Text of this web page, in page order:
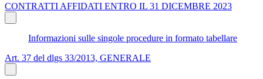
CONTRATTI AFFIDATI ENTRO IL 31 DICEMBRE 2023
Informazioni sulle singole procedure in formato tabellare
Art. 37 del dlgs 33/2013, GENERALE